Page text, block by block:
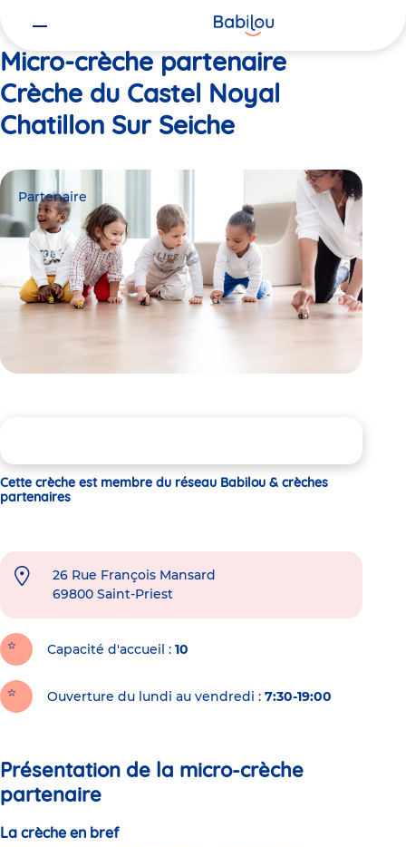
Micro-crèche partenaire
Crèche du Castel Noyal
Chatillon Sur Seiche
Partenaire
Cette crèche est membre du réseau Babilou & crèches
partenaires
26 Rue François Mansard
69800 Saint-Priest
Capacité d'accueil 10
Ouverture du lundi au vendredi : 7:30-19:00
Présentation de la micro-crèche
partenaire
La crèche en bref